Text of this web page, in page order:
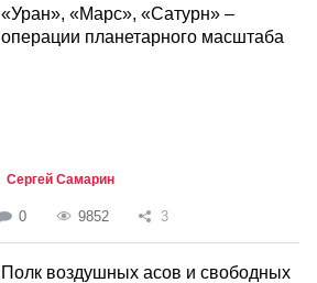
«Уран», «Марс», «Сатурн» –
операции планетарного масштаба
Сергей Самарин
0 9852 3
Полк воздушных асов и свободных